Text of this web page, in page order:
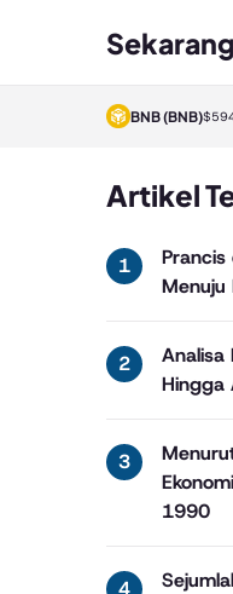
(BNB)$594.35
Artikel
Prancis
Menuju
Analisa
Hingga
1990